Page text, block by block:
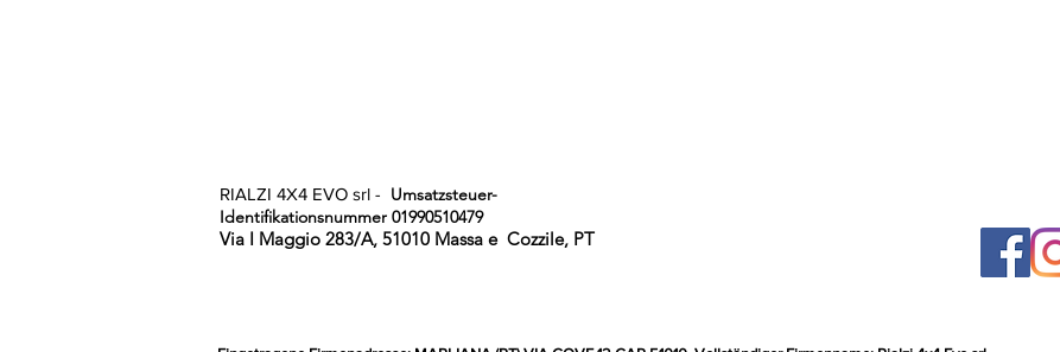
RIALZI 4X4 EVO srl - Umsatzsteuer-
Identifikationsnummer 01990510479
Via I Maggio 283/A, 51010 Massa e Cozzile, PT